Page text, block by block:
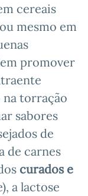
cereais
mesmo em
promover
na torração
sabores
de
de carnes
curados e
a lactose